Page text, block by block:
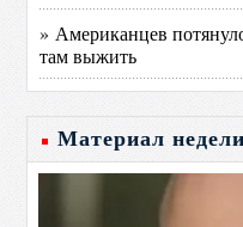
» Американцев
там выжить
Материал недели